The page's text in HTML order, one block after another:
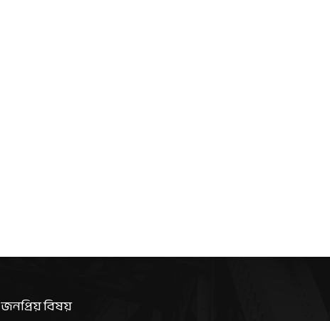
জনপ্রিয় বিষয়